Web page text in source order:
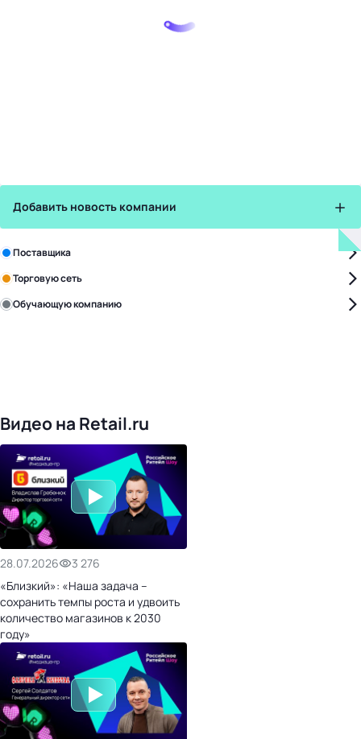
Добавить новость компании
Зарегистрируйте в бизнес-центре:
Поставщика
Торговую сеть
Обучающую компанию
Видео на Retail.ru
28.07.2026
3 276
«Близкий»: «Наша задача –
сохранить темпы роста и удвоить
количество магазинов к 2030
году»